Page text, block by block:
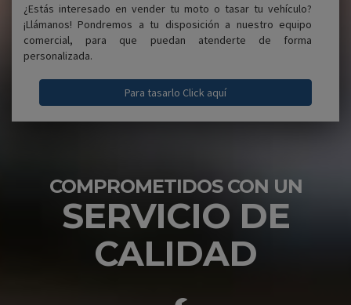
¿Estás interesado en vender tu moto o tasar tu vehículo?
¡Llámanos! Pondremos a tu disposición a nuestro equipo
comercial, para que puedan atenderte de forma
personalizada.
Para tasarlo Click aquí
COMPROMETIDOS CON UN
SERVICIO DE
CALIDAD